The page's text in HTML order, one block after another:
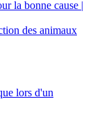
la bonne cause |
des animaux
lors d'un